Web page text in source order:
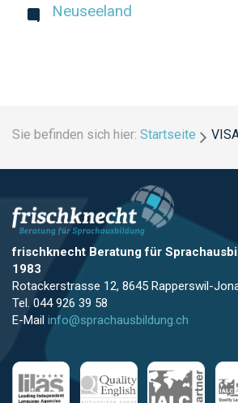
Neuseeland
Sie befinden sich hier: Startseite
frischknecht Beratung für
1983
Rotackerstrasse 12, 8645 Rapperswil-
Tel. 044 926 39 58
E-Mail info@sprachausbildung.ch